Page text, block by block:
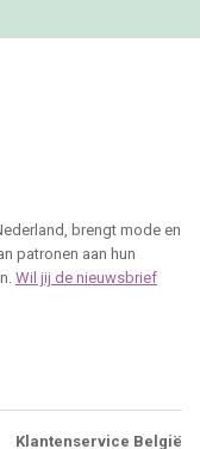
brengt mode en
patronen aan hun
Wil jij de nieuwsbrief
Klantenservice België